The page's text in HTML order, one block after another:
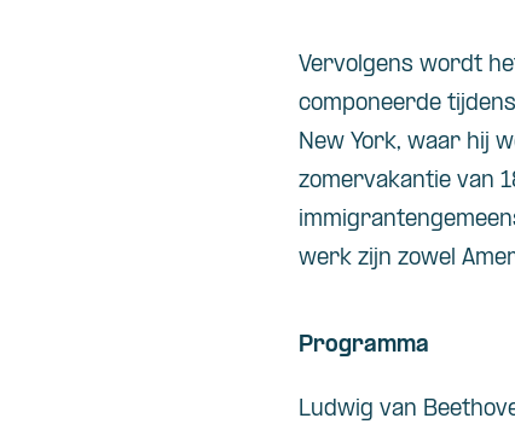
Vervolgens wordt
componeerde
New York, waar hij
zomervakantie van
werk zijn zowel
Programma
Ludwig van